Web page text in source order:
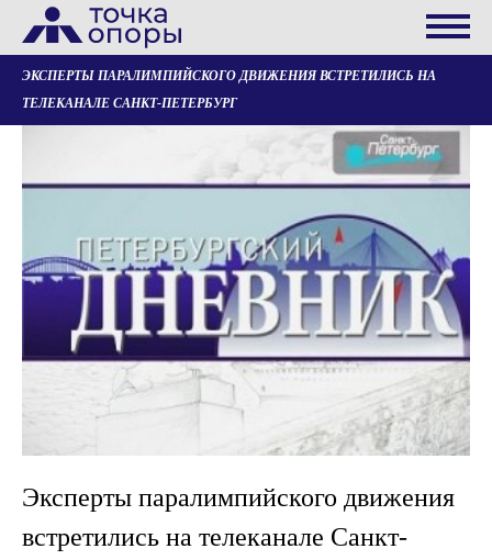
ЭКСПЕРТЫ ПАРАЛИМПИЙСКОГО ДВИЖЕНИЯ ВСТРЕТИЛИСЬ НА
ТЕЛЕКАНАЛЕ САНКТ-ПЕТЕРБУРГ
Эксперты паралимпийского движения
встретились на телеканале Санкт-